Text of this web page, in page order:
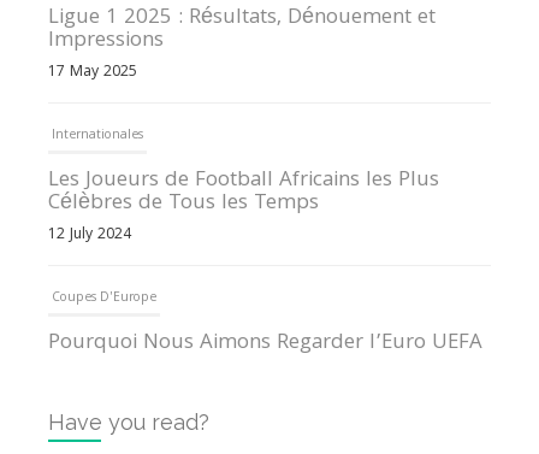
Ligue 1 2025 : Résultats, Dénouement et
Impressions
17 May 2025
Internationales
Les Joueurs de Football Africains les Plus
Célèbres de Tous les Temps
12 July 2024
Coupes D'Europe
Pourquoi Nous Aimons Regarder l’Euro UEFA
Internationales
Have you read?